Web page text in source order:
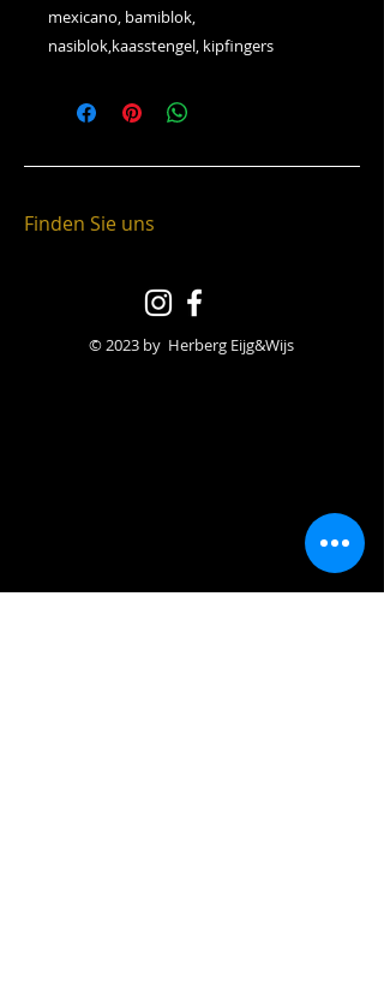
mexicano, bamiblok,
nasiblok,kaasstengel, kipfingers
Finden Sie uns
© 2023 by Herberg Eijg&Wijs